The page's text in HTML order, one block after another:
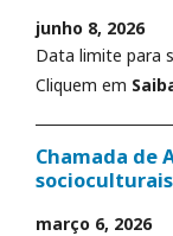
junho 8, 2026
Data limite para
Cliquem em
Chamada de
março 6, 2026